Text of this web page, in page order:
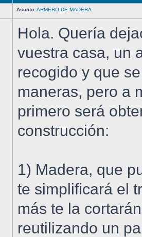
Asunto:ARMERO DE MADERA
Hola. Quería
vuestra casa, un
recogido y que
maneras, pero a
primero será
construcción:
1) Madera, que
te simplificará el
más te la
reutilizando un